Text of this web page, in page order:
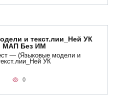
и текст.лии_Ней УК
МАП Без ИМ
— (Языковые модели и
УК
0